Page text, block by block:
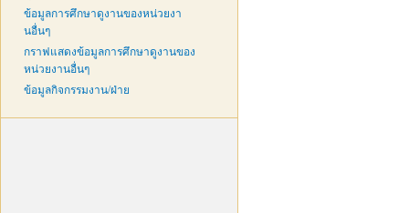
ข้อมูลการศึกษาดูงานของหน่วยงา
นอื่นๆ
กราฟแสดงข้อมูลการศึกษาดูงานของ
หน่วยงานอื่นๆ
ข้อมูลกิจกรรมงาน/ฝ่าย